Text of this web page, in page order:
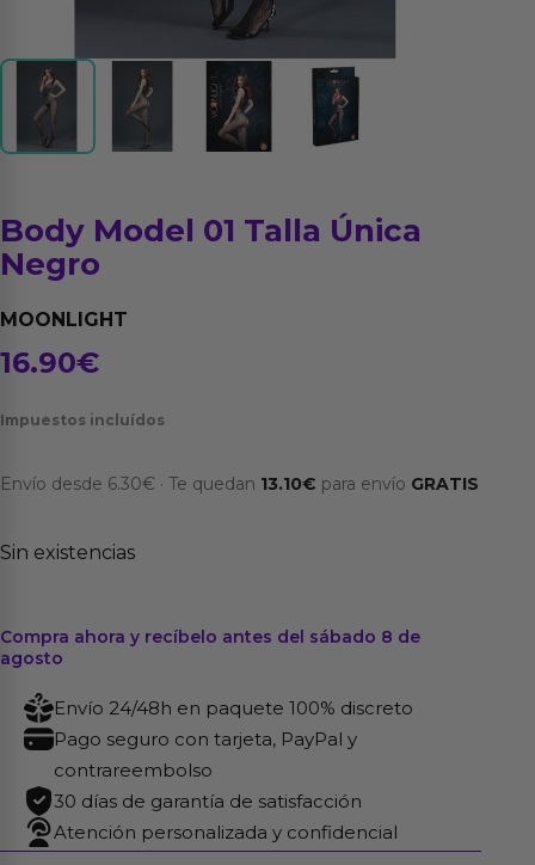
Body Model 01 Talla Única
Negro
MOONLIGHT
16.90€
Impuestos incluídos
Envío desde 6.30€ · Te quedan 13.10€ para envío GRATIS
Sin existencias
Compra ahora y recíbelo antes del sábado 8 de
agosto
Envío 24/48h en paquete 100% discreto
Pago seguro con tarjeta, PayPal y
contrareembolso
30 días de garantía de satisfacción
Atención personalizada y confidencial